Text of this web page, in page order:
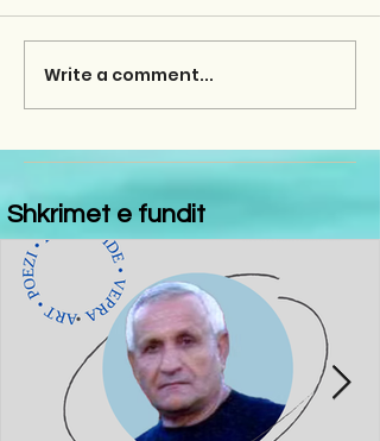
Write a comment...
Shkrimet e fundit